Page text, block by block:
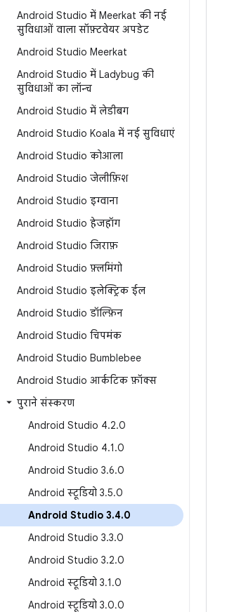
Android Studio में Meerkat की नई
सुविधाओं वाला सॉफ़्टवेयर अपडेट
Android Studio Meerkat
Android Studio में Ladybug की
सुविधाओं का लॉन्च
Android Studio में लेडीबग
Android Studio Koala में नई सुविधाएं
Android Studio कोआला
Android Studio जेलीफ़िश
Android Studio इग्वाना
Android Studio हेजहॉग
Android Studio जिराफ़
Android Studio फ़्लमिंगो
Android Studio इलेक्ट्रिक ईल
Android Studio डॉल्फ़िन
Android Studio चिपमंक
Android Studio Bumblebee
Android Studio आर्कटिक फ़ॉक्स
पुराने संस्करण
Android Studio 4.2.0
Android Studio 4.1.0
Android Studio 3.6.0
Android स्टूडियो 3.5.0
Android Studio 3.4.0
Android Studio 3.3.0
Android Studio 3.2.0
Android स्टूडियो 3.1.0
Android स्टूडियो 3.0.0